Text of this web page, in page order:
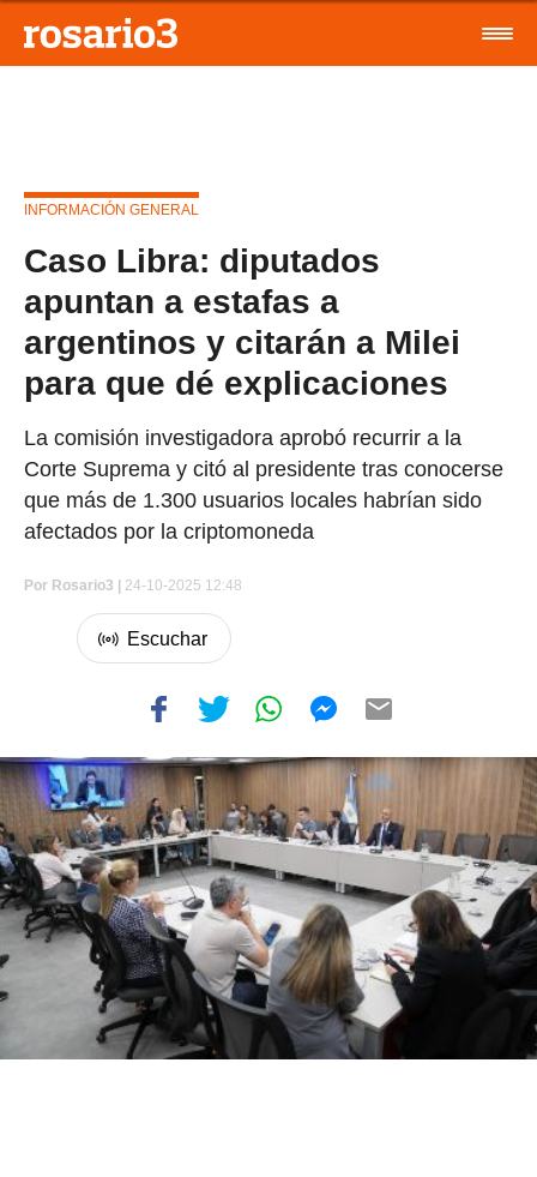
INFORMACIÓN GENERAL
Caso Libra: diputados
apuntan a estafas a
argentinos y citarán a Milei
para que dé explicaciones
La comisión investigadora aprobó recurrir a la
Corte Suprema y citó al presidente tras conocerse
que más de 1.300 usuarios locales habrían sido
afectados por la criptomoneda
Por Rosario3 | 24-10-2025 12:48